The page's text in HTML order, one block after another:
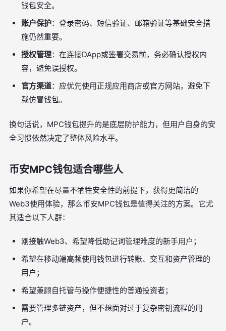
钱包安全。
账户保护：登录密码、短信验证、邮箱验证等基础安全措
施仍然重要。
授权管理：在连接DApp或签署交易前，务必确认授权内
容，避免误授权。
官方渠道：应优先使用正规应用商店或官方网站，避免下
载仿冒钱包。
换句话说，MPC钱包提升的是底层防护能力，但用户自身的安
全习惯依然决定了整体风险水平。
币安MPC钱包适合哪些人
如果你希望在尽量不牺牲安全性的前提下，获得更简洁的
Web3使用体验，那么币安MPC钱包是值得关注的方案。它尤
其适合以下人群：
刚接触Web3、希望降低助记词管理难度的新手用户；
希望在移动端高频使用钱包进行转账、交互和资产管理的
用户；
希望兼顾自托管与操作便捷性的普通投资者；
需要管理多链资产，但不想面对过于复杂密钥流程的用
户。